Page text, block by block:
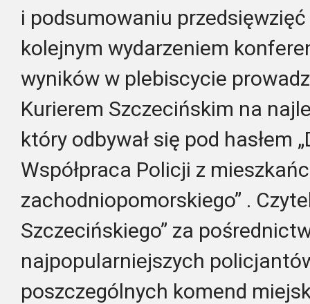
i podsumowaniu
kolejnym wydarzeniem
wyników w plebiscycie
Kurierem Szczecińskim na
który odbywał się pod hasłem
Współpraca Policji z
zachodniopomorskiego” .
Szczecińskiego” za
najpopularniejszych
poszczególnych komend